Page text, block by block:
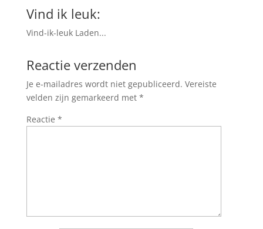
Vind ik leuk:
Vind-ik-leuk Laden...
Reactie verzenden
Je e-mailadres wordt niet gepubliceerd. Vereiste
velden zijn gemarkeerd met *
Reactie *